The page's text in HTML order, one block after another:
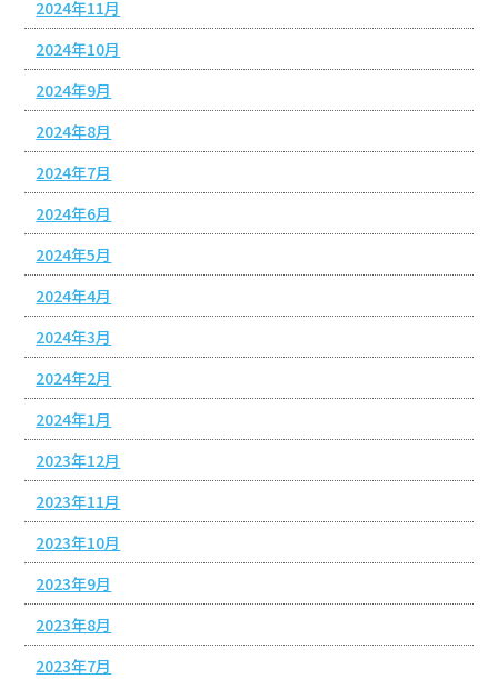
2024年11月
2024年10月
2024年9月
2024年8月
2024年7月
2024年6月
2024年5月
2024年4月
2024年3月
2024年2月
2024年1月
2023年12月
2023年11月
2023年10月
2023年9月
2023年8月
2023年7月